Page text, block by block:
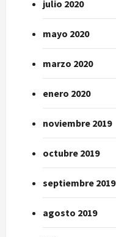
julio 2020
mayo 2020
marzo 2020
enero 2020
noviembre 2019
octubre 2019
septiembre 2019
agosto 2019